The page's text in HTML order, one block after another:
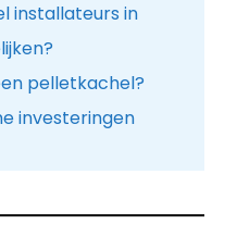
installateurs in
pelletkachel?
investeringen